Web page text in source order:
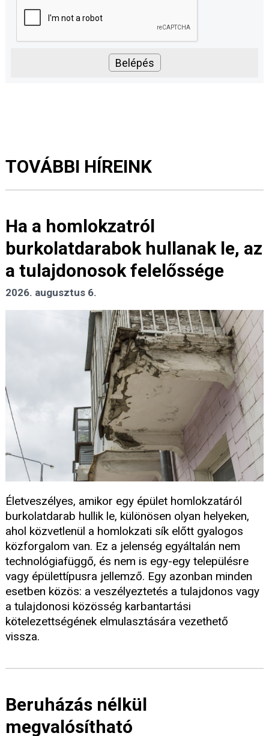
TOVÁBBI HÍREINK
Ha a homlokzatról
burkolatdarabok hullanak le, az
a tulajdonosok felelőssége
2026. augusztus 6.
Életveszélyes, amikor egy épület homlokzatáról
burkolatdarab hullik le, különösen olyan helyeken,
ahol közvetlenül a homlokzati sík előtt gyalogos
közforgalom van. Ez a jelenség egyáltalán nem
technológiafüggő, és nem is egy-egy településre
vagy épülettípusra jellemző. Egy azonban minden
esetben közös: a veszélyeztetés a tulajdonos vagy
a tulajdonosi közösség karbantartási
kötelezettségének elmulasztására vezethető
vissza.
Beruházás nélkül
megvalósítható